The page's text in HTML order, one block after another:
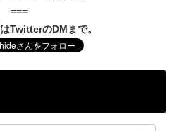
===
TwitterのDMまで。